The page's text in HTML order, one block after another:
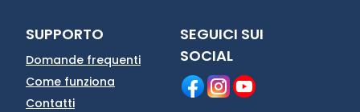
SUPPORTO
Domande frequenti
Come funziona
Contatti
SEGUICI SUI
SOCIAL